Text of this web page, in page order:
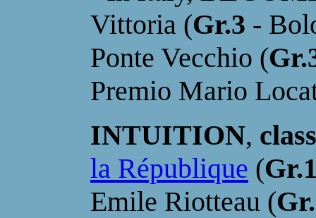
Vittoria (Gr.3 -
Ponte Vecchio (
Premio Mario
INTUITION,
la République (
Emile Riotteau (